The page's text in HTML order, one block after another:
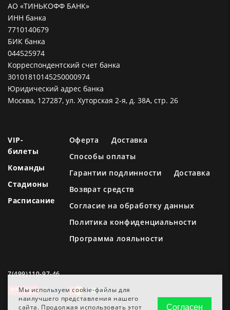
Мы используем cookie-файлы для
наилучшего представления нашего
сайта. Продолжая использовать этот
Согласен
АО «ТИНЬКОФФ БАНК»
ИНН банка
7710140679
БИК банка
044525974
Корреспондентский счет банка
30101810145250000974
Юридический адрес банка
Москва, 127287, ул. Хуторская 2-я, д. 38А, стр. 26
VIP-
билеты
Команды
Стадионы
Расписание
Оферта
Доставка
Способы оплаты
Гарантии подлинности
Доставка
Возврат средств
Согласие на обработку данных
Политика конфиденциальности
Программа лояльности
7(499)110-97-46